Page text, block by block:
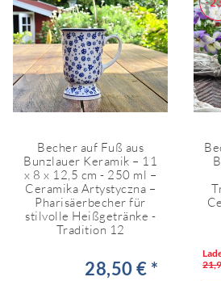
Becher auf Fuß aus
Bunzlauer Keramik – 11
x 8 x 12,5 cm - 250 ml –
Ceramika Artystyczna –
Pharisäerbecher für
stilvolle Heißgetränke -
Tradition 12
28,50 € *